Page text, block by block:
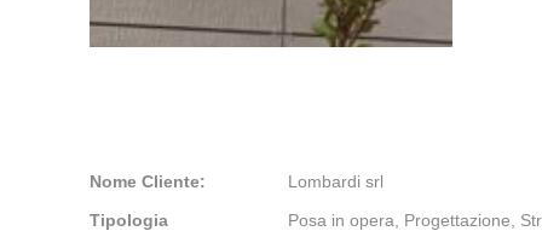
Nome Cliente:
Lombardi srl
Tipologia
Posa in opera, Progettazione,